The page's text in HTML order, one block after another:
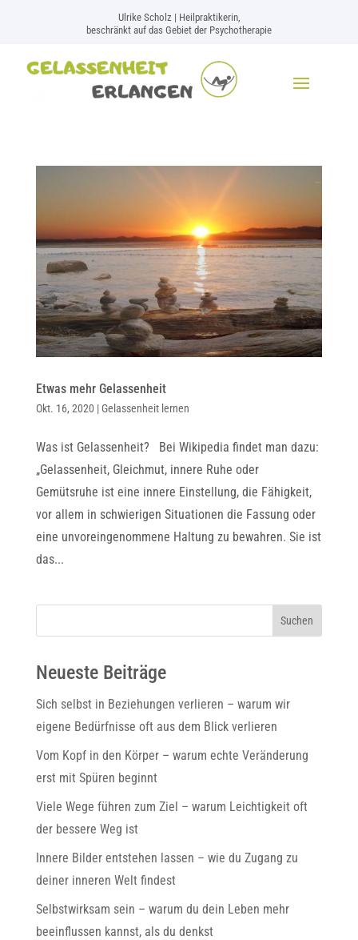
Ulrike Scholz | Heilpraktikerin,
beschränkt auf das Gebiet der Psychotherapie
Etwas mehr Gelassenheit
Okt. 16, 2020 |Gelassenheit lernen
Was ist Gelassenheit? Bei Wikipedia findet man dazu:
„Gelassenheit, Gleichmut, innere Ruhe oder
Gemütsruhe ist eine innere Einstellung, die Fähigkeit,
vor allem in schwierigen Situationen die Fassung oder
eine unvoreingenommene Haltung zu bewahren. Sie ist
das...
Suchen
Neueste Beiträge
Sich selbst in Beziehungen verlieren – warum wir
eigene Bedürfnisse oft aus dem Blick verlieren
Vom Kopf in den Körper – warum echte Veränderung
erst mit Spüren beginnt
Viele Wege führen zum Ziel – warum Leichtigkeit oft
der bessere Weg ist
Innere Bilder entstehen lassen – wie du Zugang zu
deiner inneren Welt findest
Selbstwirksam sein – warum du dein Leben mehr
beeinflussen kannst, als du denkst